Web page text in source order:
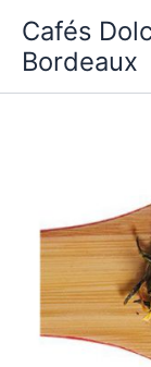
contenu
Cafés
Bordeaux